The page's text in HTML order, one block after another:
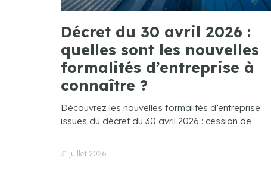
Décret du 30 avril 2026 :
quelles sont les nouvelles
formalités d’entreprise à
connaître ?
Découvrez les nouvelles formalités d’entreprise
issues du décret du 30 avril 2026 : cession de
31 juillet 2026